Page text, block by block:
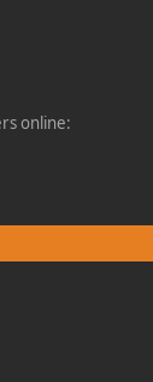
online: